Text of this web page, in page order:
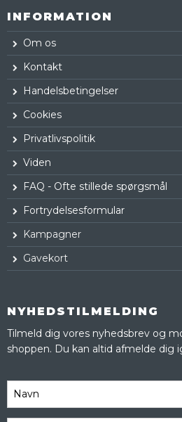
INFORMATION
Om os
Kontakt
Handelsbetingelser
Cookies
Privatlivspolitik
Viden
FAQ - Ofte stillede spørgsmål
Fortrydelsesformular
Kampagner
Gavekort
NYHEDSTILMELDING
Tilmeld dig vores nyhedsbrev og
shoppen. Du kan altid afmelde dig